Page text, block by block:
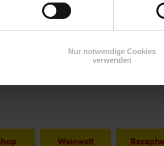
Nur notwendige Cookies
verwenden
Weinwelt